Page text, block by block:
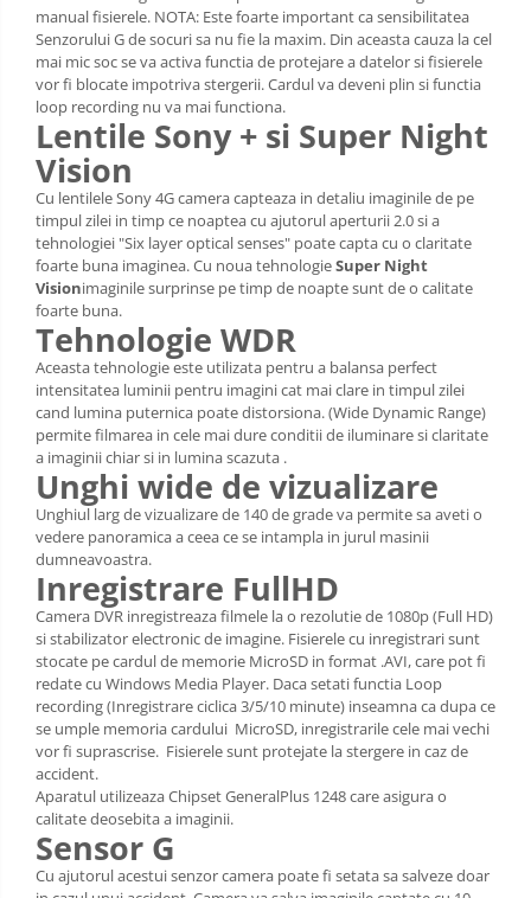
manual fisierele. NOTA: Este foarte important ca sensibilitatea
Senzorului G de socuri sa nu fie la maxim. Din aceasta cauza la cel
mai mic soc se va activa functia de protejare a datelor si fisierele
vor fi blocate impotriva stergerii. Cardul va deveni plin si functia
loop recording nu va mai functiona.
Lentile Sony + si Super Night
Vision
Cu lentilele Sony 4G camera capteaza in detaliu imaginile de pe
timpul zilei in timp ce noaptea cu ajutorul aperturii 2.0 si a
tehnologiei "Six layer optical senses" poate capta cu o claritate
foarte buna imaginea. Cu noua tehnologieSuper Night
Visionimaginile surprinse pe timp de noapte sunt de o calitate
foarte buna.
Tehnologie WDR
Aceasta tehnologie este utilizata pentru a balansa perfect
intensitatea luminii pentru imagini cat mai clare in timpul zilei
cand lumina puternica poate distorsiona. (Wide Dynamic Range)
permite filmarea in cele mai dure conditii de iluminare si claritate
a imaginii chiar si in lumina scazuta .
Unghi wide de vizualizare
Unghiul larg de vizualizare de 140 de grade va permite sa aveti o
vedere panoramica a ceea ce se intampla in jurul masinii
dumneavoastra.
Inregistrare FullHD
Camera DVR inregistreaza filmele la o rezolutie de 1080p (Full HD)
si stabilizator electronic de imagine. Fisierele cu inregistrari sunt
stocate pe cardul de memorie MicroSD in format .AVI, care pot fi
redate cu Windows Media Player. Daca setati functia Loop
recording (Inregistrare ciclica 3/5/10 minute) inseamna ca dupa ce
se umple memoria cardului MicroSD, inregistrarile cele mai vechi
vor fi suprascrise. Fisierele sunt protejate la stergere in caz de
accident.
Aparatul utilizeaza Chipset GeneralPlus 1248 care asigura o
calitate deosebita a imaginii.
Sensor G
Cu ajutorul acestui senzor camera poate fi setata sa salveze doar